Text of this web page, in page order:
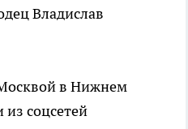
Владислав
в Нижнем
соцсетей